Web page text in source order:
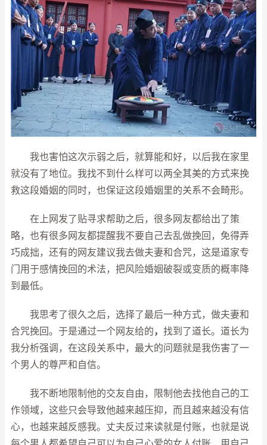
我也害怕这次示弱之后，就算能和好，以后我在家里
就没有了地位。我找不到什么样可以两全其美的方式来挽
救这段婚姻的同时，也保证这段婚姻里的关系不会畸形。
在上网发了贴寻求帮助之后，很多网友都给出了策
略，也有很多网友都提醒我不要自己去乱做挽回，免得弄
巧成拙，还有的网友建议我去做夫妻和合咒，这是道家专
门用于感情挽回的术法，把风险婚姻破裂或变质的概率降
到最低。
我思考了很久之后，选择了最后一种方式，做夫妻和
合咒挽回。于是通过一个网友给的， 找到了道长。道长为
我分析强调，在这段关系中，最大的问题就是我伤害了一
个男人的尊严和自信。
我不断地限制他的交友自由，限制他去找他自己的工
作领域，这些只会导致他越来越压抑，而且越来越没有信
心，也越来越反感我。丈夫反过来读就是付账，也就是说